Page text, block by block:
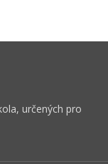
určených pro